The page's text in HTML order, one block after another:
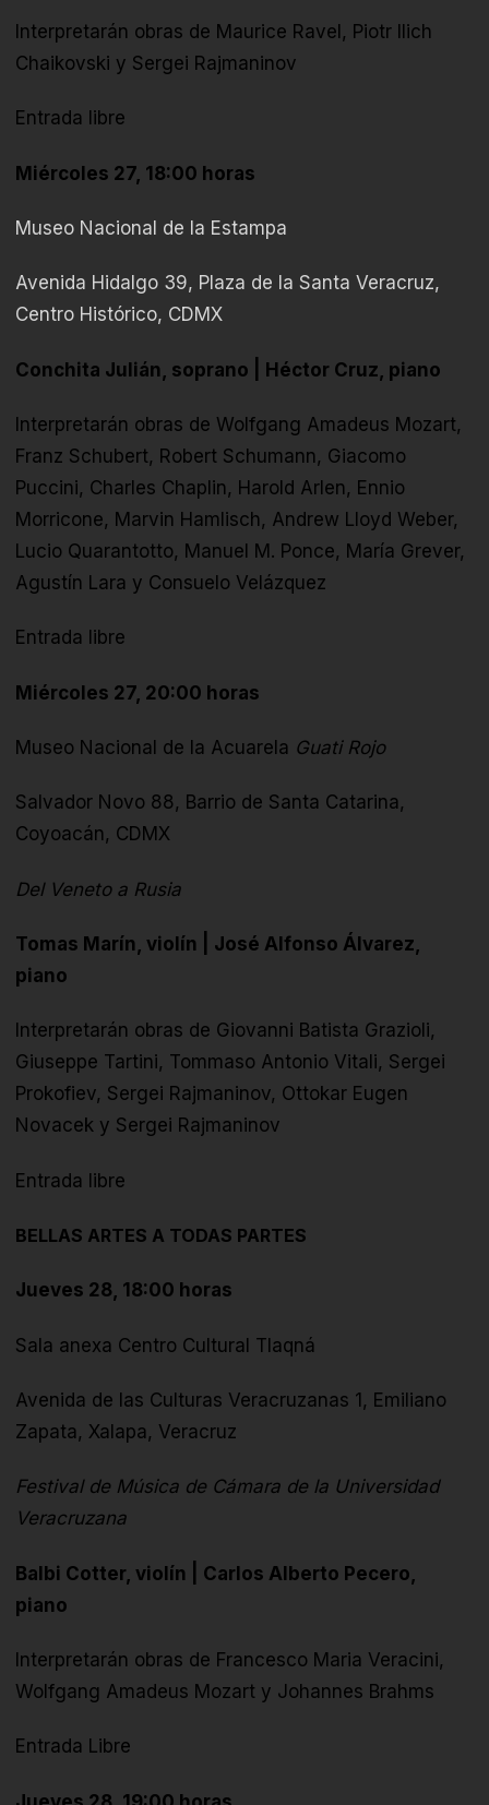
Interpretarán obras de Maurice Ravel, Piotr Ilich
Chaikovski y Sergei Rajmaninov
Entrada libre
Miércoles 27, 18:00 horas
Museo Nacional de la Estampa
Avenida Hidalgo 39, Plaza de la Santa Veracruz,
Centro Histórico, CDMX
Conchita Julián, soprano | Héctor Cruz, piano
Interpretarán obras de Wolfgang Amadeus Mozart,
Franz Schubert, Robert Schumann, Giacomo
Puccini, Charles Chaplin, Harold Arlen, Ennio
Morricone, Marvin Hamlisch, Andrew Lloyd Weber,
Lucio Quarantotto, Manuel M. Ponce, María Grever,
Agustín Lara y Consuelo Velázquez
Entrada libre
Miércoles 27, 20:00 horas
Museo Nacional de la Acuarela Guati Rojo
Salvador Novo 88, Barrio de Santa Catarina,
Coyoacán, CDMX
Del Veneto a Rusia
Tomas Marín, violín | José Alfonso Álvarez,
piano
Interpretarán obras de Giovanni Batista Grazioli,
Giuseppe Tartini, Tommaso Antonio Vitali, Sergei
Prokofiev, Sergei Rajmaninov, Ottokar Eugen
Novacek y Sergei Rajmaninov
Entrada libre
BELLAS ARTES A TODAS PARTES
Jueves 28, 18:00 horas
Sala anexa Centro Cultural Tlaqná
Avenida de las Culturas Veracruzanas 1, Emiliano
Zapata, Xalapa, Veracruz
Festival de Música de Cámara de la Universidad
Veracruzana
Balbi Cotter, violín | Carlos Alberto Pecero,
piano
Interpretarán obras de Francesco Maria Veracini,
Wolfgang Amadeus Mozart y Johannes Brahms
Entrada Libre